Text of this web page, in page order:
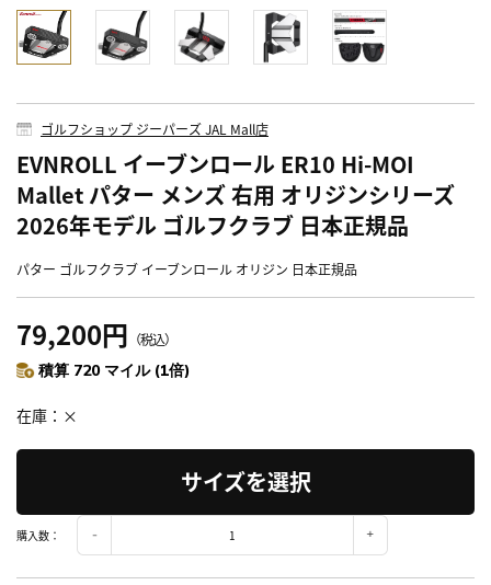
ゴルフショップ ジーパーズ JAL Mall店
EVNROLL イーブンロール ER10 Hi-MOI
Mallet パター メンズ 右用 オリジンシリーズ
2026年モデル ゴルフクラブ 日本正規品
パター ゴルフクラブ イーブンロール オリジン 日本正規品
79,200円 （税込）
積算 720 マイル (1倍)
在庫 ×
サイズを選択
購入数：